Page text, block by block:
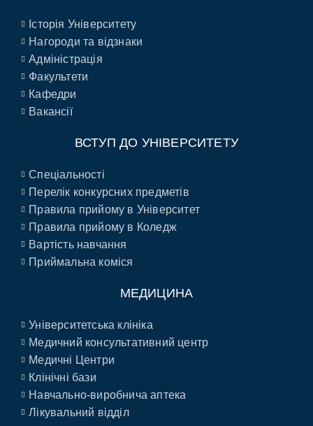
Історія Університету
Нагороди та відзнаки
Адміністрація
Факультети
Кафедри
Вакансії
ВСТУП ДО УНІВЕРСИТЕТУ
Спеціальності
Перелік конкурсних предметів
Правила прийому в Університет
Правила прийому в Коледж
Вартість навчання
Приймальна коміся
МЕДИЦИНА
Університетська клініка
Медичний консультативний центр
Медичні Центри
Клінічні бази
Навчально-виробнича аптека
Лікувальний відділ